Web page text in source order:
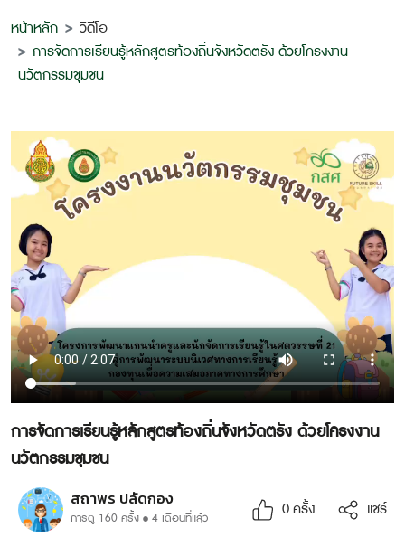
หน้าหลัก
วิดีโอ
การจัดการเรียนรู้หลักสูตรท้องถิ่นจังหวัดตรัง ด้วยโครงงาน
นวัตกรรมชุมชน
การจัดการเรียนรู้หลักสูตรท้องถิ่นจังหวัดตรัง ด้วยโครงงาน
นวัตกรรมชุมชน
สถาพร ปลัดกอง
การดู 160 ครั้ง 4 เดือนที่แล้ว 0ครั้ง แชร์